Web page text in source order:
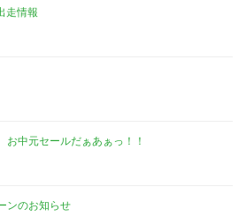
走情報
中元セールだぁあぁっ！！
ンのお知らせ